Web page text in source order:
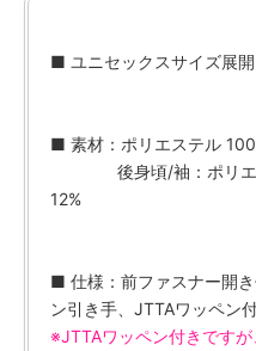
■ ユニセックスサイズ展
■ 素材：ポリエステル
後身頃/袖：ポリエス
12%
■ 仕様：前ファスナー開
ン引き手、JTTAワッペン
※JTTAワッペン付きです